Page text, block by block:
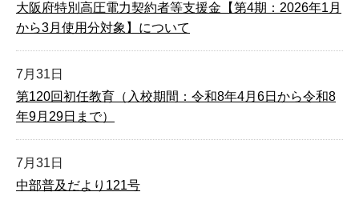
大阪府特別高圧電力契約者等支援金【第4期：2026年1月
から3月使用分対象】について
7月31日
第120回初任教育（入校期間：令和8年4月6日から令和8
年9月29日まで）
7月31日
中部普及だより121号